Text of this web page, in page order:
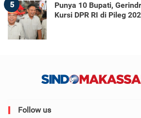
5
Punya 10 Bupati,
Kursi DPR RI di Pileg
Follow us